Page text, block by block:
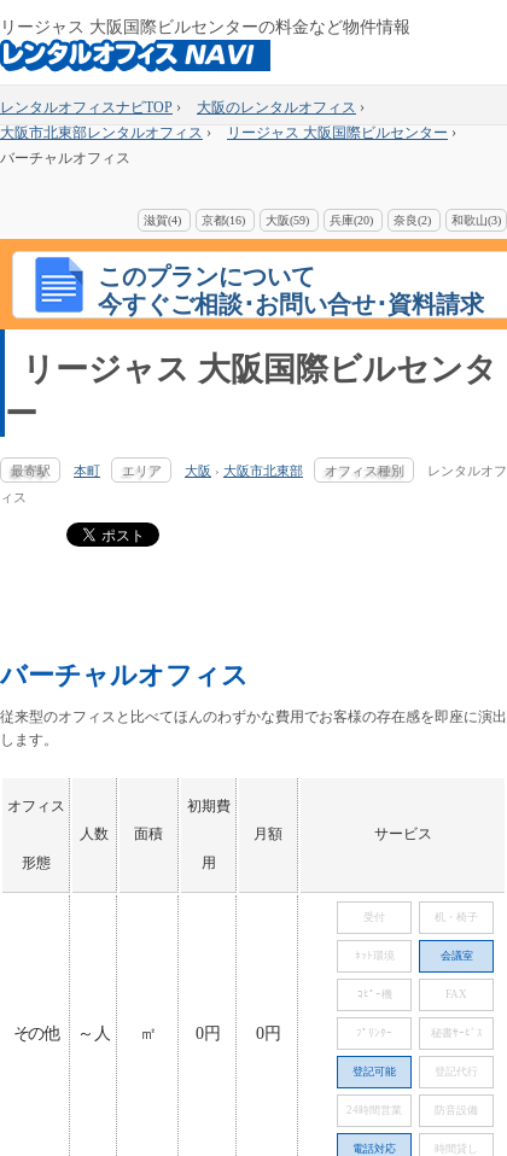
リージャス 大阪国際ビルセンターの料金など物件情報
レンタルオフィスナビTOP › 大阪のレンタルオフィス ›
大阪市北東部レンタルオフィス › リージャス 大阪国際ビルセンター ›
バーチャルオフィス
滋賀(4) 京都(16) 大阪(59) 兵庫(20) 奈良(2) 和歌山(3)
このプランについて
今すぐご相談･お問い合せ･資料請求
リージャス 大阪国際ビルセンタ
ー
最寄駅 本町 エリア 大阪 › 大阪市北東部 オフィス種別
レンタルオフ
ィス
バーチャルオフィス
従来型のオフィスと比べてほんのわずかな費用でお客様の存在感を即座に演出
します。
オフィス
形態
人数 面積
初期費
用
月額 サービス
その他 ～人 ㎡ 0円 0円
受付 机・椅子
ﾈｯﾄ環境 会議室
ｺﾋﾟｰ機 FAX
ﾌﾟﾘﾝﾀｰ 秘書ｻｰﾋﾞｽ
登記可能 登記代行
24時間営業 防音設備
電話対応 時間貸し